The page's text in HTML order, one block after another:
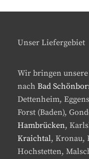
Unser Liefergebiet
Wir bringen
nach Bad
Dettenheim,
Forst (Baden),
Hambrücken,
Kraichtal, Kronau,
Hochstetten,